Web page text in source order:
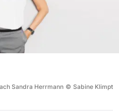
Sandra Herrmann © Sabine Klimpt